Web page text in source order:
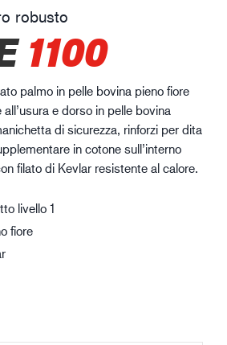
robusto
1100
palmo in pelle bovina pieno fiore
e dorso in pelle bovina
di sicurezza, rinforzi per dita
in cotone sull’interno
filato di Kevlar resistente al calore.
livello 1
fiore